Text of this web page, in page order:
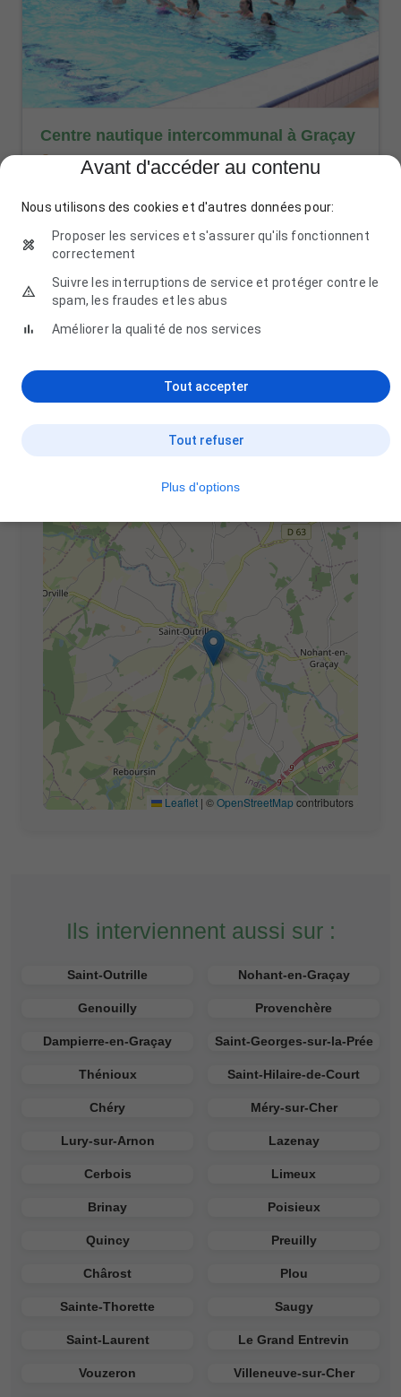
Centre nautique intercommunal à Graçay
Chem. de Trompé Souris, 18310 Graçay, France
Localisation Piscinistes
Graçay (18310)
Leaflet | ©OpenStreetMap contributors
Ils interviennent aussi sur :
Saint-Outrille Nohant-en-Graçay
Genouilly Provenchère
Dampierre-en-Graçay Saint-Georges-sur-la-Prée
Thénioux Saint-Hilaire-de-Court
Chéry Méry-sur-Cher
Lury-sur-Arnon Lazenay
Cerbois Limeux
Brinay Poisieux
Quincy Preuilly
Chârost Plou
Sainte-Thorette Saugy
Saint-Laurent Le Grand Entrevin
Vouzeron Villeneuve-sur-Cher
Avant d'accéder au contenu
Nous utilisons des cookies et d'autres données pour:
Proposer les services et s'assurer qu'ils fonctionnent
correctement
Suivre les interruptions de service et protéger contre le
spam, les fraudes et les abus
Améliorer la qualité de nos services
Tout refuser
Tout accepter
Plus d'options